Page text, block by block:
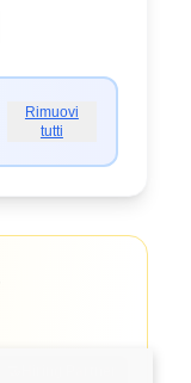
Rimuovi
tutti